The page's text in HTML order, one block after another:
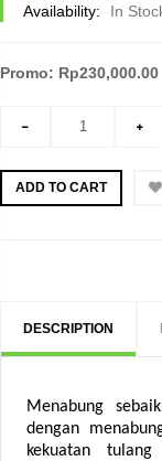
Availability:
In
Promo: Rp230,000.00
ADD TO CART
DESCRIPTION
Menabung
dengan
kekuatan